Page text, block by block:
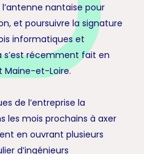
nantaise pour
et poursuivre la signature
informatiques et
récemment fait en
Maine-et-Loire.
de l’entreprise la
les mois prochains à axer
en ouvrant plusieurs
d’ingénieurs